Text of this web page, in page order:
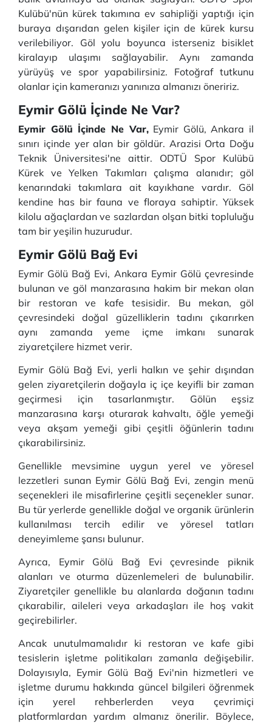
Kulübü'nün kürek takımına ev sahipliği yaptığı için
buraya dışarıdan gelen kişiler için de kürek kursu
verilebiliyor. Göl yolu boyunca isterseniz bisiklet
kiralayıp ulaşımı sağlayabilir. Aynı zamanda
yürüyüş ve spor yapabilirsiniz. Fotoğraf tutkunu
olanlar için kameranızı yanınıza almanızı öneririz.
Eymir Gölü İçinde Ne Var?
Eymir Gölü İçinde Ne Var,Eymir Gölü, Ankara il
sınırı içinde yer alan bir göldür. Arazisi Orta Doğu
Teknik Üniversitesi'ne aittir. ODTÜ Spor Kulübü
Kürek ve Yelken Takımları çalışma alanıdır; göl
kenarındaki takımlara ait kayıkhane vardır. Göl
kendine has bir fauna ve floraya sahiptir. Yüksek
kilolu ağaçlardan ve sazlardan olşan bitki topluluğu
tam bir yeşilin huzurudur.
Eymir Gölü Bağ Evi
Eymir Gölü Bağ Evi, Ankara Eymir Gölü çevresinde
bulunan ve göl manzarasına hakim bir mekan olan
bir restoran ve kafe tesisidir. Bu mekan, göl
çevresindeki doğal güzelliklerin tadını çıkarırken
aynı zamanda yeme içme imkanı sunarak
ziyaretçilere hizmet verir.
Eymir Gölü Bağ Evi, yerli halkın ve şehir dışından
gelen ziyaretçilerin doğayla iç içe keyifli bir zaman
geçirmesi için tasarlanmıştır. Gölün eşsiz
manzarasına karşı oturarak kahvaltı, öğle yemeği
veya akşam yemeği gibi çeşitli öğünlerin tadını
çıkarabilirsiniz.
Genellikle mevsimine uygun yerel ve yöresel
lezzetleri sunan Eymir Gölü Bağ Evi, zengin menü
seçenekleri ile misafirlerine çeşitli seçenekler sunar.
Bu tür yerlerde genellikle doğal ve organik ürünlerin
kullanılması tercih edilir ve yöresel tatları
deneyimleme şansı bulunur.
Ayrıca, Eymir Gölü Bağ Evi çevresinde piknik
alanları ve oturma düzenlemeleri de bulunabilir.
Ziyaretçiler genellikle bu alanlarda doğanın tadını
çıkarabilir, aileleri veya arkadaşları ile hoş vakit
geçirebilirler.
Ancak unutulmamalıdır ki restoran ve kafe gibi
tesislerin işletme politikaları zamanla değişebilir.
Dolayısıyla, Eymir Gölü Bağ Evi'nin hizmetleri ve
işletme durumu hakkında güncel bilgileri öğrenmek
için yerel rehberlerden veya çevrimiçi
platformlardan yardım almanız önerilir. Böylece,